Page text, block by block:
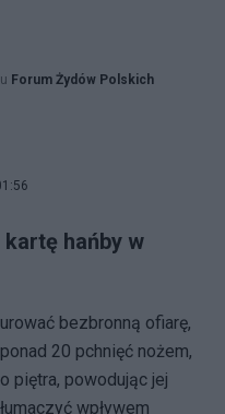
Forum Żydów Polskich
hańby w
bezbronną ofiarę,
20 pchnięć nożem,
piętra, powodując jej
wpływem